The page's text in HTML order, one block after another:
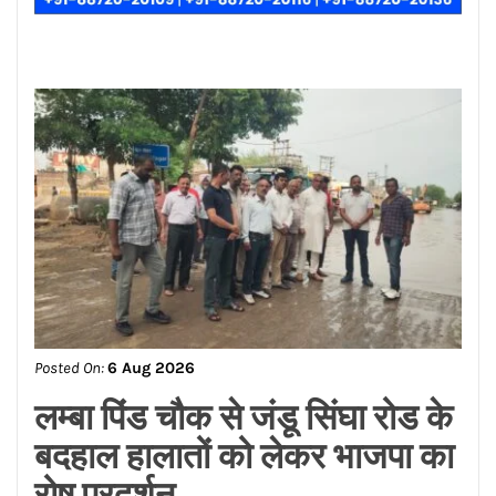
Posted On: 6 Aug 2026
लम्बा पिंड चौक से जंडू सिंघा रोड के
बदहाल हालातों को लेकर भाजपा का
रोष प्रदर्शन